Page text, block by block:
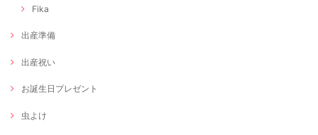
Fika
出産準備
出産祝い
お誕生日プレゼント
虫よけ